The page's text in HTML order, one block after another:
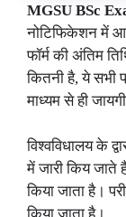
MGSU BSc
नोटिफिकेशन में
फॉर्म की अंतिम
कितनी है, ये सभी
माध्यम से ही
विश्वविधालय के
में जारी किय जाते
किया जाता है।